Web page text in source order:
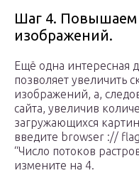
Шаг 4. Повышаем
изображений.
Ещё одна интересная
позволяет увеличить
изображений, а,
сайта, увеличив
загружающихся
введите browser ://
“Число потоков
измените на 4.